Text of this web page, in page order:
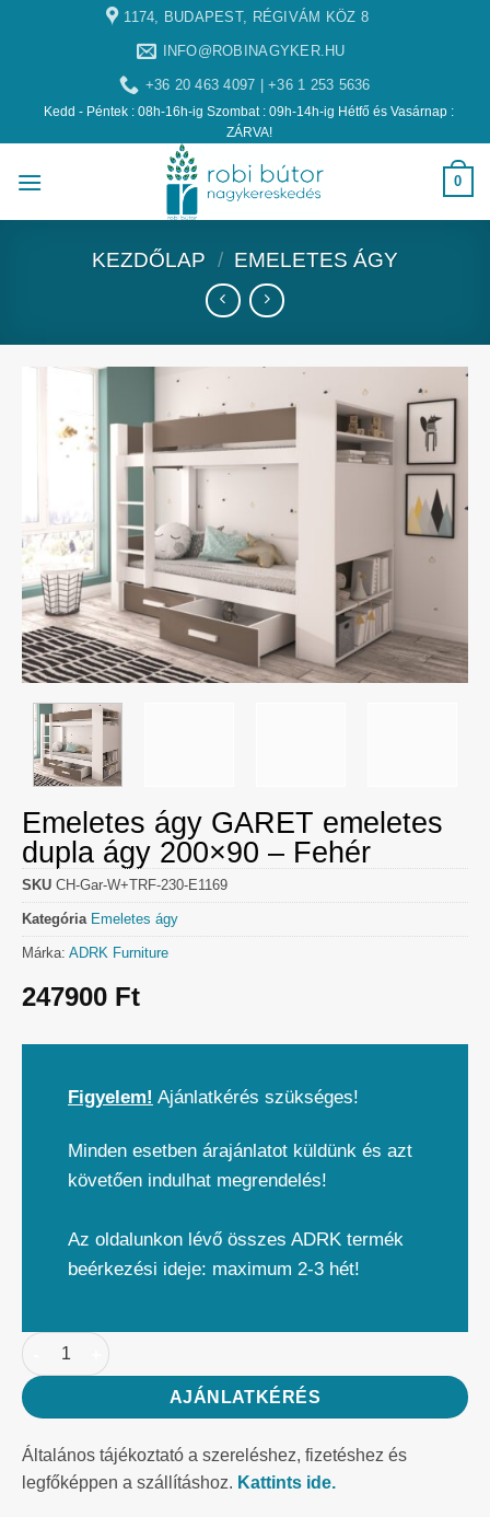
1174, BUDAPEST, RÉGIVÁM KÖZ 8
INFO@ROBINAGYKER.HU
+36 20 463 4097 | +36 1 253 5636
Kedd - Péntek : 08h-16h-ig Szombat : 09h-14h-ig Hétfő és Vasárnap :
ZÁRVA!
0
KEZDŐLAP / EMELETES ÁGY
Emeletes ágy GARET emeletes
dupla ágy 200×90 – Fehér
SKU CH-Gar-W+TRF-230-E1169
Kategória Emeletes ágy
Márka: ADRK Furniture
247900 Ft
Figyelem! Ajánlatkérés szükséges!
Minden esetben árajánlatot küldünk és azt
követően indulhat megrendelés!
Az oldalunkon lévő összes ADRK termék
beérkezési ideje: maximum 2-3 hét!
AJÁNLATKÉRÉS
Általános tájékoztató a szereléshez, fizetéshez és
legfőképpen a szállításhoz. Kattints ide.